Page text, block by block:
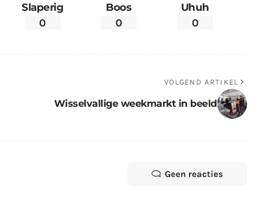
Slaperig
0
Boos
0
Uhuh
0
VOLGEND ARTIKEL
Wisselvallige weekmarkt in beeld
Geen reacties